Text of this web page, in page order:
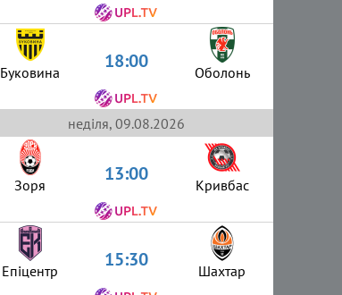
Буковина 18:00 Оболонь
неділя, 09.08.2026
Зоря 13:00 Кривбас
Епіцентр 15:30 Шахтар